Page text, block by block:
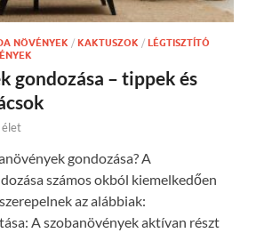
NÖVÉNYEK / KAKTUSZOK / LÉGTISZTÍTÓ
gondozása – tippek és
gondozása? A
számos okból kiemelkedően
az alábbiak:
A szobanövények aktívan részt